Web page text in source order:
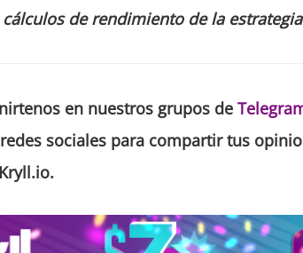
de rendimiento de la
en nuestros grupos de
sociales para compartir tus